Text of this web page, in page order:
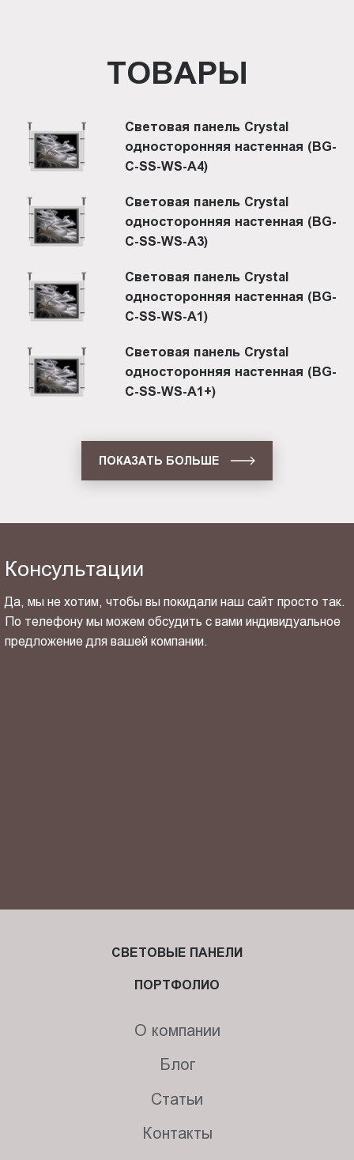
ТОВАРЫ
Световая панель Crystal
односторонняя настенная (BG-
C-SS-WS-A4)
Световая панель Crystal
односторонняя настенная (BG-
C-SS-WS-A3)
Световая панель Crystal
односторонняя настенная (BG-
C-SS-WS-A1)
Световая панель Crystal
односторонняя настенная (BG-
C-SS-WS-A1+)
ПОКАЗАТЬ БОЛЬШЕ
Консультации
Да, мы не хотим, чтобы вы покидали наш сайт просто так.
По телефону мы можем обсудить с вами индивидуальное
предложение для вашей компании.
СВЕТОВЫЕ ПАНЕЛИ
ПОРТФОЛИО
О компании
Блог
Статьи
Контакты